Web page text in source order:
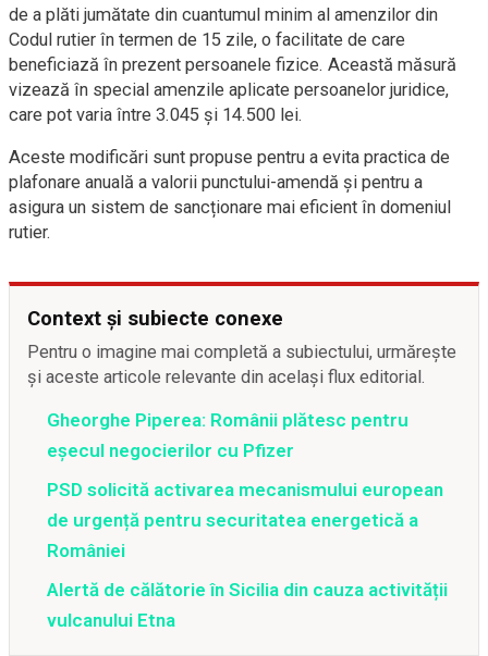
de a plăti jumătate din cuantumul minim al amenzilor din
Codul rutier în termen de 15 zile, o facilitate de care
beneficiază în prezent persoanele fizice. Această măsură
vizează în special amenzile aplicate persoanelor juridice,
care pot varia între 3.045 și 14.500 lei.
Aceste modificări sunt propuse pentru a evita practica de
plafonare anuală a valorii punctului-amendă și pentru a
asigura un sistem de sancționare mai eficient în domeniul
rutier.
Context și subiecte conexe
Pentru o imagine mai completă a subiectului, urmărește
și aceste articole relevante din același flux editorial.
Gheorghe Piperea: Românii plătesc pentru
eșecul negocierilor cu Pfizer
PSD solicită activarea mecanismului european
de urgență pentru securitatea energetică a
României
Alertă de călătorie în Sicilia din cauza activității
vulcanului Etna